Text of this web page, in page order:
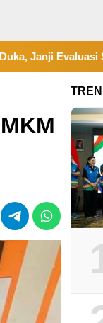
Sistem K3